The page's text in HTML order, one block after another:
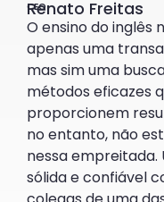
Renato Freitas
CEO
O ensino do inglês
apenas uma
mas sim uma
métodos eficazes
proporcionem
no entanto, não
nessa
sólida e confiável